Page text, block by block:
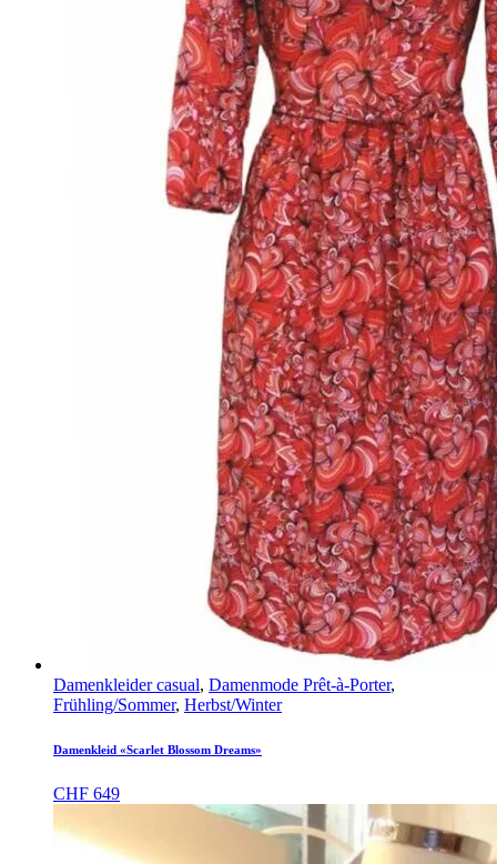
Damenkleider casual, Damenmode Prêt-à-Porter,
Frühling/Sommer, Herbst/Winter
Damenkleid «Scarlet Blossom Dreams»
CHF 649